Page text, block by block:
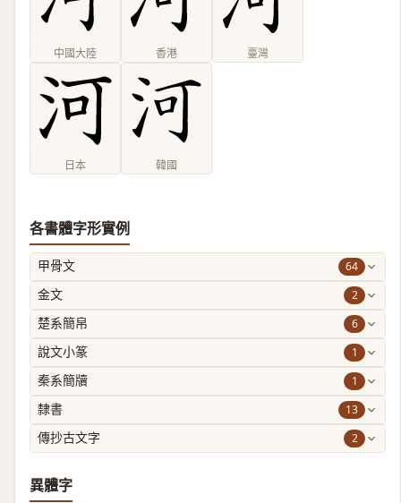
中國大陸 香港 臺灣
日本 韓國
各書體字形實例
甲骨文 64
金文 2
楚系簡帛 6
說文小篆 1
秦系簡牘 1
隸書 13
傳抄古文字 2
異體字